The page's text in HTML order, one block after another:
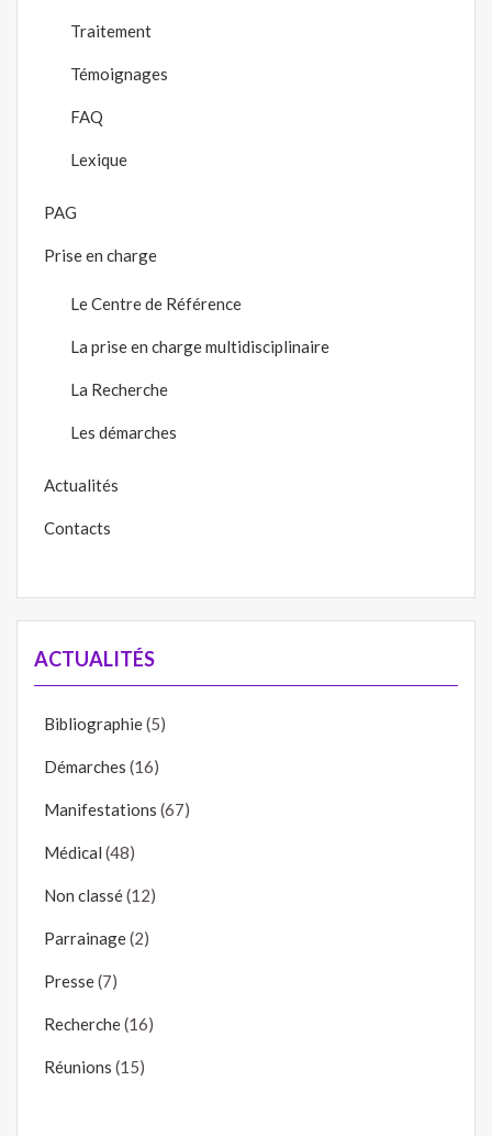
Traitement
Témoignages
FAQ
Lexique
PAG
Prise en charge
Le Centre de Référence
La prise en charge multidisciplinaire
La Recherche
Les démarches
Actualités
Contacts
ACTUALITÉS
Bibliographie(5)
Démarches (16)
Manifestations (67)
Médical (48)
Non classé(12)
Parrainage(2)
Presse(7)
Recherche(16)
Réunions (15)